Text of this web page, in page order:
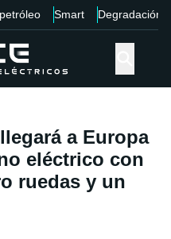
Smart Degradación
a Europa
eléctrico con
ruedas y un